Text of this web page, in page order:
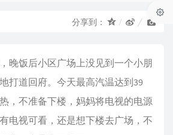
分享到：
晚饭后小区广场上没见到一个小朋
打道回府。今天最高汽温达到39
，不准备下楼，妈妈将电视的电源
电视可看，还是想下楼去广场，不